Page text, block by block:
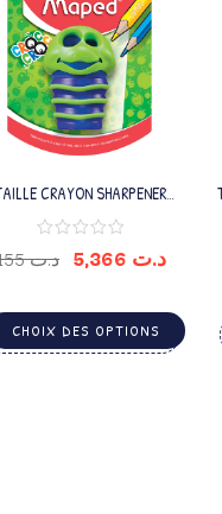
CRAYON SHARPENER
CROC CROC 2 TROUS
د.ت7,155 د.ت
CHOIX DES OPTIONS